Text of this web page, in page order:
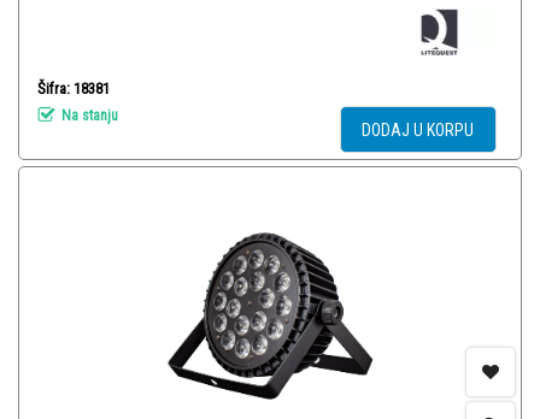
Šifra: 18381
Na stanju
DODAJ U KORPU